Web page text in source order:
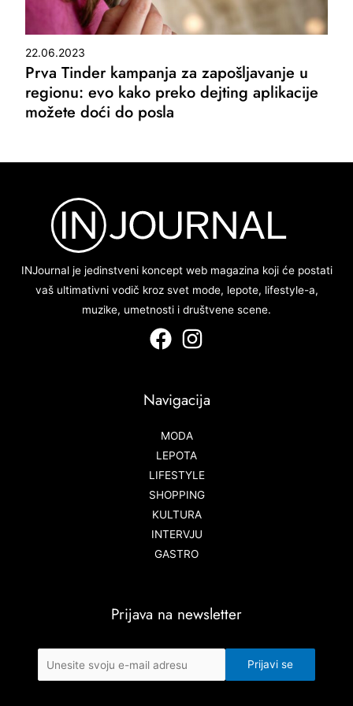
22.06.2023
Prva Tinder kampanja za zapošljavanje u
regionu: evo kako preko dejting aplikacije
možete doći do posla
INJournal je jedinstveni koncept web magazina koji će postati
vaš ultimativni vodič kroz svet mode, lepote, lifestyle-a,
muzike, umetnosti i društvene scene.
Navigacija
MODA
LEPOTA
LIFESTYLE
SHOPPING
KULTURA
INTERVJU
GASTRO
Prijava na newsletter